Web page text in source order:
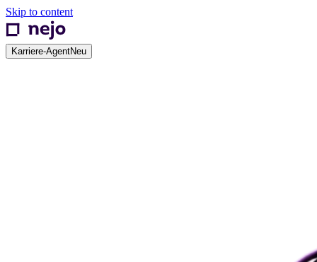
Skip to content
Karriere-AgentNeu